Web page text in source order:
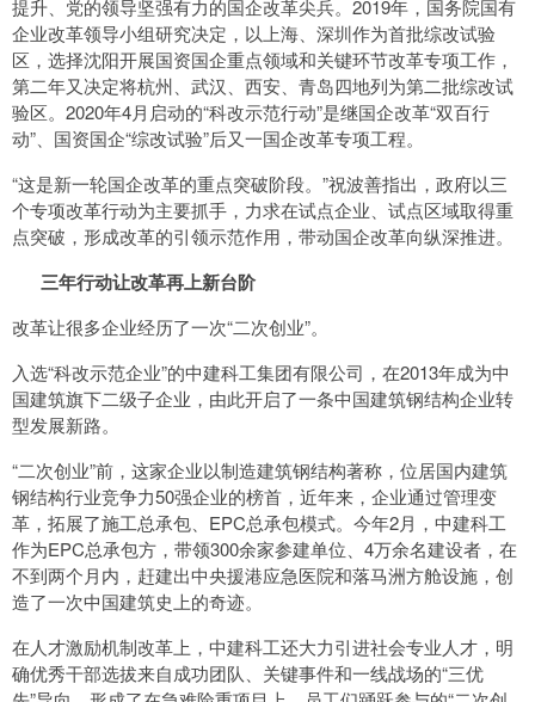
提升、党的领导坚强有力的国企改革尖兵。2019年，国务院国有
企业改革领导小组研究决定，以上海、深圳作为首批综改试验
区，选择沈阳开展国资国企重点领域和关键环节改革专项工作，
第二年又决定将杭州、武汉、西安、青岛四地列为第二批综改试
验区。2020年4月启动的“科改示范行动”是继国企改革“双百行
动”、国资国企“综改试验”后又一国企改革专项工程。
“这是新一轮国企改革的重点突破阶段。”祝波善指出，政府以三
个专项改革行动为主要抓手，力求在试点企业、试点区域取得重
点突破，形成改革的引领示范作用，带动国企改革向纵深推进。
三年行动让改革再上新台阶
改革让很多企业经历了一次“二次创业”。
入选“科改示范企业”的中建科工集团有限公司，在2013年成为中
国建筑旗下二级子企业，由此开启了一条中国建筑钢结构企业转
型发展新路。
“二次创业”前，这家企业以制造建筑钢结构著称，位居国内建筑
钢结构行业竞争力50强企业的榜首，近年来，企业通过管理变
革，拓展了施工总承包、EPC总承包模式。今年2月，中建科工
作为EPC总承包方，带领300余家参建单位、4万余名建设者，在
不到两个月内，赶建出中央援港应急医院和落马洲方舱设施，创
造了一次中国建筑史上的奇迹。
在人才激励机制改革上，中建科工还大力引进社会专业人才，明
确优秀干部选拔来自成功团队、关键事件和一线战场的“三优